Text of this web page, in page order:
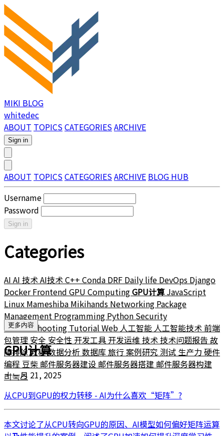
MIKI BLOG
whitedec
ABOUT TOPICSCATEGORIESARCHIVE
Sign in
ABOUT TOPICSCATEGORIESARCHIVE BLOG HUB
Username
Password
Sign in
Categories
AI AI 技术AI技术C++ Conda DRF Daily life DevOps Django
DockerFrontend GPU ComputingGPU计算JavaScript
Linux Mameshiba Mikihands Networking Package
Management Programming Python Security
Troubleshooting Tutorial Web 人工智能 人工智能技术前端
包管理 安全 安全性 开发工具 开发运维技术技术问题报告 故
障排除教程数据分析数据库旅行案例研究 测试 生产力 硬件
编程 豆柴 邮件服务器建设 邮件服务器搭建 邮件服务器构建
리눅스
更多内容
GPU计算
十一月 21, 2025
从CPU到GPU的权力转移 - AI为什么喜欢“矩阵”?
本文讨论了从CPU转向GPU的原因、AI模型如何偏好矩阵运算